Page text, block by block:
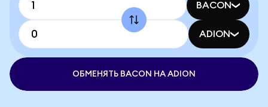
BACON
ADION
ОБМЕНЯТЬ BACON НА ADION